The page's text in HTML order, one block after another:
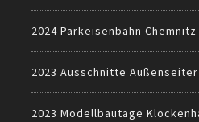
2024 Parkeisenbahn Chemnitz
2023 Ausschnitte
2023 Modellbautage